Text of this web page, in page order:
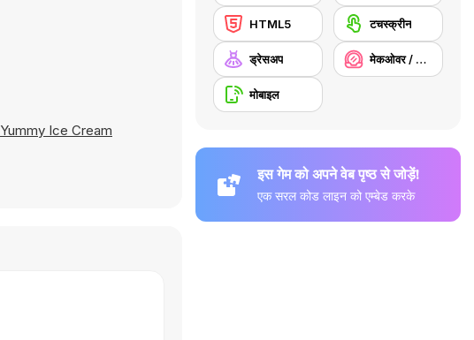
Yummy Ice Cream
HTML5 टचस्क्रीन
ड्रेसअप मेकओवर / मेकअप
मोबाइल
इस गेम को अपने वेब पृष्ठ से जोड़ें!
एक सरल कोड लाइन को एम्बेड करके